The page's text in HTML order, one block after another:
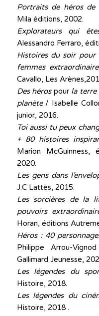
Portraits de héros de
Mila éditions, 2002.
Explorateurs qui
Alessandro Ferraro,
Histoires du soir pour
femmes
Cavallo, Les
Des hérospour la terre
planète/ Isabelle
junior, 2016.
Toi aussi tu peux
+ 80 histoires
Marion McGuinness,
2020.
Les gens dans
J.C Lattès, 2015.
Les sorcières de la
pouvoirs
Horan, éditions
Héros : 40
Philippe Arrou-
Gallimard Jeunesse,
Les légendes du
Histoire, 2018.
Les légendes du
Histoire, 2018 .